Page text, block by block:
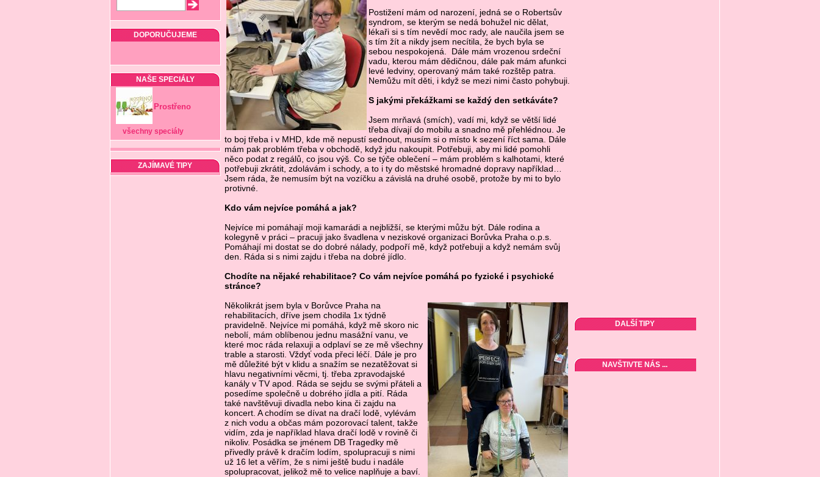
DOPORUČUJEME
NAŠE SPECIÁLY
Prostřeno
všechny speciály
ZAJÍMAVÉ TIPY
Postižení mám od narození, jedná se o Robertsův
syndrom, se kterým se nedá bohužel nic dělat,
lékaři si s tím nevědí moc rady, ale naučila jsem se
s tím žít a nikdy jsem necítila, že bych byla se
sebou nespokojená. Dále mám vrozenou srdeční
vadu, kterou mám dědičnou, dále pak mám afunkci
levé ledviny, operovaný mám také rozštěp patra.
Nemůžu mít děti, i když se mezi nimi často pohybuji.
S jakými překážkami se každý den setkáváte?
Jsem mrňavá (smích), vadí mi, když se větší lidé
třeba dívají do mobilu a snadno mě přehlédnou. Je
to boj třeba i v MHD, kde mě nepustí sednout, musím si o místo k sezení říct sama. Dále
mám pak problém třeba v obchodě, když jdu nakoupit. Potřebuji, aby mi lidé pomohli
něco podat z regálů, co jsou výš. Co se týče oblečení – mám problém s kalhotami, které
potřebuji zkrátit, zdolávám i schody, a to i ty do městské hromadné dopravy například…
Jsem ráda, že nemusím být na vozíčku a závislá na druhé osobě, protože by mi to bylo
protivné.
Kdo vám nejvíce pomáhá a jak?
Nejvíce mi pomáhají moji kamarádi a nejbližší, se kterými můžu být. Dále rodina a
kolegyně v práci – pracuji jako švadlena v neziskové organizaci Borůvka Praha o.p.s.
Pomáhají mi dostat se do dobré nálady, podpoří mě, když potřebuji a když nemám svůj
den. Ráda si s nimi zajdu i třeba na dobré jídlo.
Chodíte na nějaké rehabilitace? Co vám nejvíce pomáhá po fyzické i psychické
stránce?
Několikrát jsem byla v Borůvce Praha na
rehabilitacích, dříve jsem chodila 1x týdně
pravidelně. Nejvíce mi pomáhá, když mě skoro nic
nebolí, mám oblíbenou jednu masážní vanu, ve
které moc ráda relaxuji a odplaví se ze mě všechny
trable a starosti. Vždyť voda přeci léčí. Dále je pro
mě důležité být v klidu a snažím se nezatěžovat si
hlavu negativními věcmi, tj. třeba zpravodajské
kanály v TV apod. Ráda se sejdu se svými přáteli a
posedíme společně u dobrého jídla a pití. Ráda
také navštěvuji divadla nebo kina či zajdu na
koncert. A chodím se dívat na dračí lodě, vylévám
z nich vodu a občas mám pozorovací talent, takže
vidím, zda je například hlava dračí lodě v rovině či
nikoliv. Posádka se jménem DB Tragedky mě
přivedly právě k dračím lodím, spolupracuji s nimi
už 16 let a věřím, že s nimi ještě budu i nadále
spolupracovat, jelikož mě to velice naplňuje a baví.
DALŠÍ TIPY
NAVŠTIVTE NÁS ...